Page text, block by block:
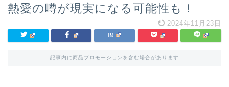
熱愛の噂が現実になる可能性も！
2024年11月23日
記事内に商品プロモーションを含む場合があります